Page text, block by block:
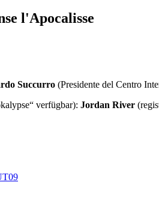
l'Apocalisse
Succurro (Presidente del Centro
verfügbar): Jordan River